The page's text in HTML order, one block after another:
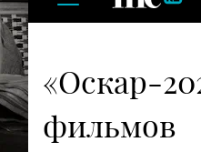
«Оскар-
фильмов